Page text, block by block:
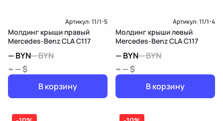
Артикул:11/1-5
Молдинг крыши правый
Mercedes-Benz CLA C117
—BYN—BYN
~ — $
В корзину
Артикул:11/1-4
Молдинг крыши левый
Mercedes-Benz CLA C117
—BYN—BYN
~ — $
В корзину